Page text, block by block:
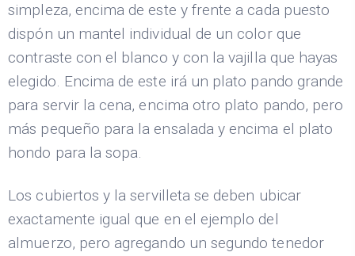
simpleza, encima de este y frente a cada puesto
dispón un mantel individual de un color que
contraste con el blanco y con la vajilla que hayas
elegido. Encima de este irá un plato pando grande
para servir la cena, encima otro plato pando, pero
más pequeño para la ensalada y encima el plato
hondo para la sopa.
Los cubiertos y la servilleta se deben ubicar
exactamente igual que en el ejemplo del
almuerzo, pero agregando un segundo tenedor